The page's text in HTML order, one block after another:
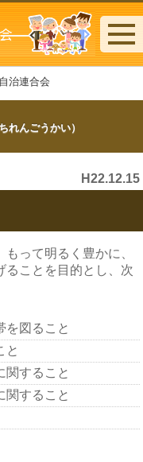
治連合会
れんごうかい）
H22.12.15
って明るく豊かに、
ことを目的とし、次
図ること
と
すること
すること